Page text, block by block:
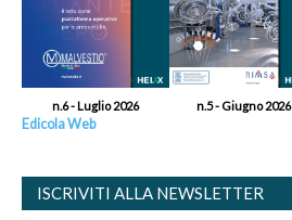
n.6 - Luglio 2026 n.5 - Giugno 2026
Edicola Web
ISCRIVITI ALLA NEWSLETTER